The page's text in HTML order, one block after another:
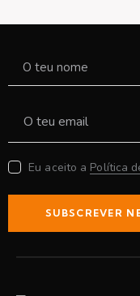
Eu aceito a Política
SUBSCREVER